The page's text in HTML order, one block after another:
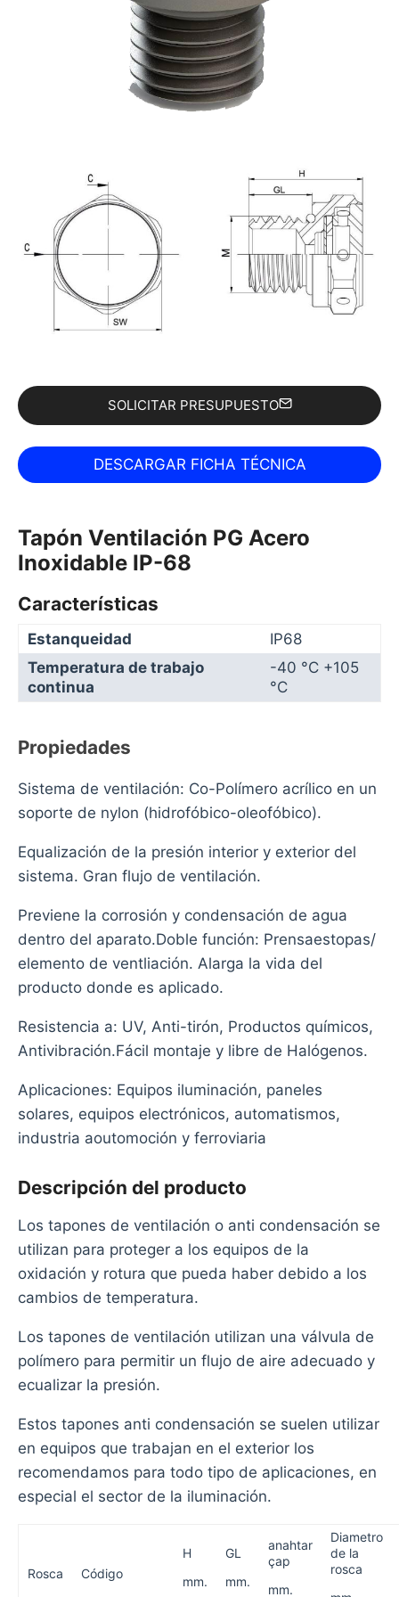
SOLICITAR PRESUPUESTO
Tapón Ventilación PG Acero
Inoxidable IP-68
Características
Estanqueidad
IP68
Temperatura de trabajo
continua
-40 °C +105
°C
Propiedades
Sistema de ventilación: Co-Polímero acrílico en un
soporte de nylon (hidrofóbico-oleofóbico).
Equalización de la presión interior y exterior del
sistema. Gran flujo de ventilación.
Previene la corrosión y condensación de agua
dentro del aparato.Doble función: Prensaestopas/
elemento de ventliación. Alarga la vida del
producto donde es aplicado.
Resistencia a: UV, Anti-tirón, Productos químicos,
Antivibración.Fácil montaje y libre de Halógenos.
Aplicaciones: Equipos iluminación, paneles
solares, equipos electrónicos, automatismos,
industria aoutomoción y ferroviaria
Descripción del producto
Los tapones de ventilación o anti condensación se
utilizan para proteger a los equipos de la
oxidación y rotura que pueda haber debido a los
cambios de temperatura.
Los tapones de ventilación utilizan una válvula de
polímero para permitir un flujo de aire adecuado y
ecualizar la presión.
Estos tapones anti condensación se suelen utilizar
en equipos que trabajan en el exterior los
recomendamos para todo tipo de aplicaciones, en
especial el sector de la iluminación.
Rosca Código
H
mm.
GL
mm.
anahtar
çap
mm.
Diametro
de la
rosca